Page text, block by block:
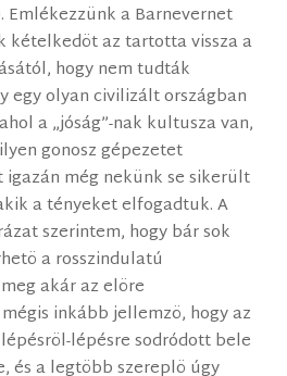
Emlékezzünk a Barnevernet
kételkedöt az tartotta vissza a
hogy nem tudták
egy olyan civilizált országban
a „jóság”-nak kultusza van,
gonosz gépezetet
igazán még nekünk se sikerült
a tényeket elfogadtuk. A
szerintem, hogy bár sok
a rosszindulatú
akár az elöre
inkább jellemzö, hogy az
lépésre sodródott bele
és a legtöbb szereplö úgy